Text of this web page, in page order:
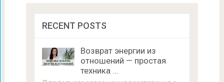
RECENT POSTS
Возврат энергии из
отношений — простая
техника …